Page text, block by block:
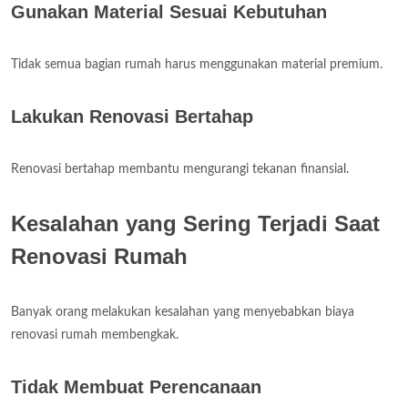
Gunakan Material Sesuai Kebutuhan
Tidak semua bagian rumah harus menggunakan material premium.
Lakukan Renovasi Bertahap
Renovasi bertahap membantu mengurangi tekanan finansial.
Kesalahan yang Sering Terjadi Saat
Renovasi Rumah
Banyak orang melakukan kesalahan yang menyebabkan biaya
renovasi rumah membengkak.
Tidak Membuat Perencanaan